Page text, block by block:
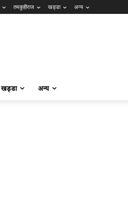
तमकुहीराज खड्डा अन्य
खड्डा अन्य